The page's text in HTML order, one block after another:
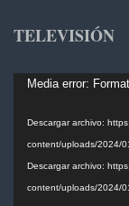
TELEVISIÓN
Reproductor
vídeo
Media error:
Descargar archivo:
content/uploads/2024/
Descargar archivo:
content/uploads/2024/